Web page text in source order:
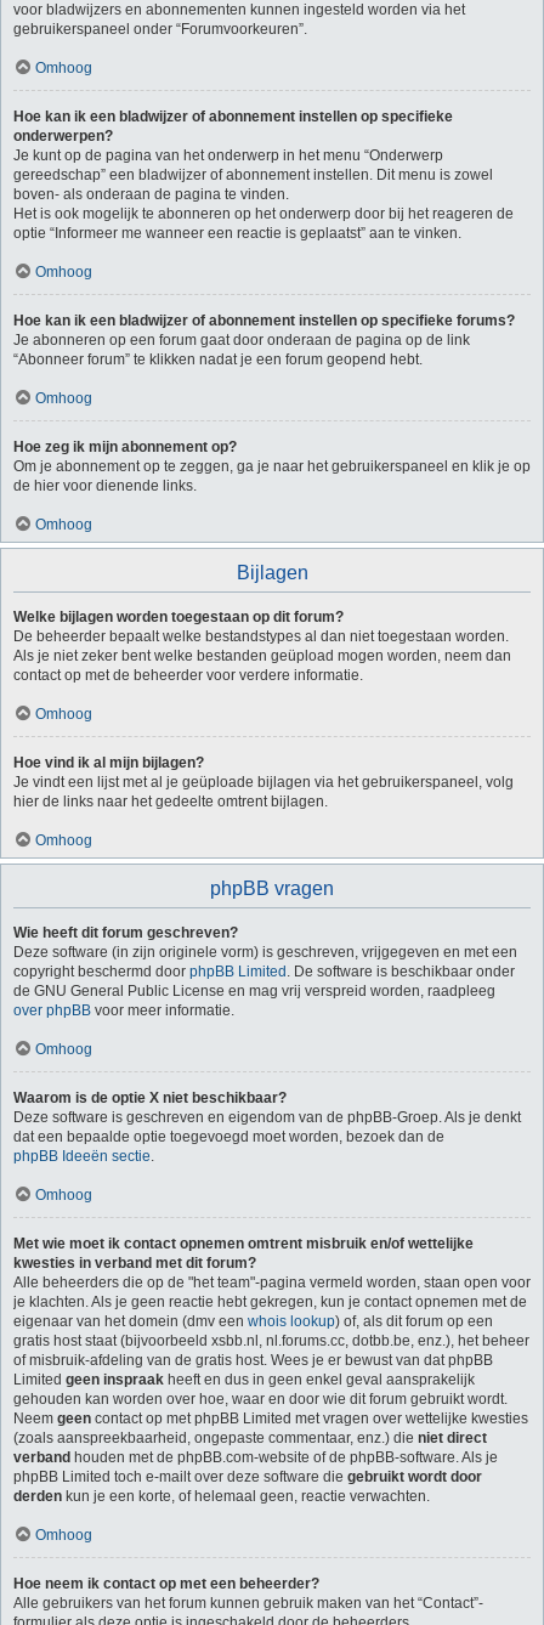
voor bladwijzers en abonnementen kunnen ingesteld worden via het
gebruikerspaneel onder “Forumvoorkeuren”.
Omhoog
Hoe kan ik een bladwijzer of abonnement instellen op specifieke
onderwerpen?
Je kunt op de pagina van het onderwerp in het menu “Onderwerp
gereedschap” een bladwijzer of abonnement instellen. Dit menu is zowel
boven- als onderaan de pagina te vinden.
Het is ook mogelijk te abonneren op het onderwerp door bij het reageren de
optie “Informeer me wanneer een reactie is geplaatst” aan te vinken.
Omhoog
Hoe kan ik een bladwijzer of abonnement instellen op specifieke forums?
Je abonneren op een forum gaat door onderaan de pagina op de link
“Abonneer forum” te klikken nadat je een forum geopend hebt.
Omhoog
Hoe zeg ik mijn abonnement op?
Om je abonnement op te zeggen, ga je naar het gebruikerspaneel en klik je op
de hier voor dienende links.
Omhoog
Bijlagen
Welke bijlagen worden toegestaan op dit forum?
De beheerder bepaalt welke bestandstypes al dan niet toegestaan worden.
Als je niet zeker bent welke bestanden geüpload mogen worden, neem dan
contact op met de beheerder voor verdere informatie.
Omhoog
Hoe vind ik al mijn bijlagen?
Je vindt een lijst met al je geüploade bijlagen via het gebruikerspaneel, volg
hier de links naar het gedeelte omtrent bijlagen.
Omhoog
phpBB vragen
Wie heeft dit forum geschreven?
Deze software (in zijn originele vorm) is geschreven, vrijgegeven en met een
copyright beschermd door phpBB Limited . De software is beschikbaar onder
de GNU General Public License en mag vrij verspreid worden, raadpleeg
over phpBB voor meer informatie.
Omhoog
Waarom is de optie X niet beschikbaar?
Deze software is geschreven en eigendom van de phpBB-Groep. Als je denkt
dat een bepaalde optie toegevoegd moet worden, bezoek dan de
phpBB Ideeën sectie.
Omhoog
Met wie moet ik contact opnemen omtrent misbruik en/of wettelijke
kwesties in verband met dit forum?
Alle beheerders die op de "het team"-pagina vermeld worden, staan open voor
je klachten. Als je geen reactie hebt gekregen, kun je contact opnemen met de
eigenaar van het domein (dmv een whois lookup) of, als dit forum op een
gratis host staat (bijvoorbeeld xsbb.nl, nl.forums.cc, dotbb.be, enz.), het beheer
of misbruik-afdeling van de gratis host. Wees je er bewust van dat phpBB
Limited geen inspraak heeft en dus in geen enkel geval aansprakelijk
gehouden kan worden over hoe, waar en door wie dit forum gebruikt wordt.
Neem geen contact op met phpBB Limited met vragen over wettelijke kwesties
(zoals aanspreekbaarheid, ongepaste commentaar, enz.) die niet direct
verband houden met de phpBB.com-website of de phpBB-software. Als je
phpBB Limited toch e-mailt over deze software die gebruikt wordt door
derden kun je een korte, of helemaal geen, reactie verwachten.
Omhoog
Hoe neem ik contact op met een beheerder?
Alle gebruikers van het forum kunnen gebruik maken van het “Contact”-